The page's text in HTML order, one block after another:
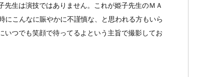
生は演技ではありません。これが姫子先生のＭＡ
こんなに賑やかに不謹慎な、と思われる方もいら
いつでも笑顔で待ってるよという主旨で撮影してお